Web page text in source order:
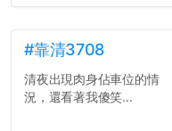
績無法體現你們的努力，但
往後你們正直的態度一定會
讓你們在社會上適應得更
好。最後，那些作弊的同
#靠清3708
清夜出現肉身佔車位的情
況，還看著我傻笑...